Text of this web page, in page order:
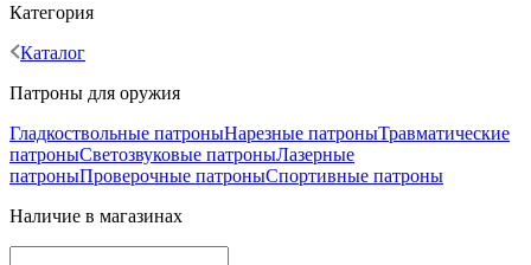
Категория
Каталог
Патроны для оружия
Гладкоствольные патроныНарезные патроныТравматические
патроныСветозвуковые патроныЛазерные
патроныПроверочные патроныСпортивные патроны
Наличие в магазинах